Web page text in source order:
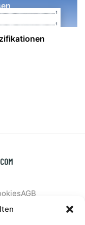
AGB